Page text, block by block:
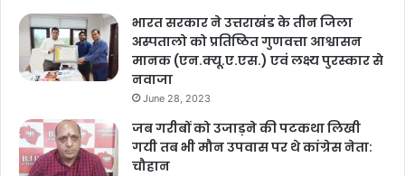
भारत सरकार ने उत्तराखंड के तीन जिला
अस्पतालो को प्रतिष्ठित गुणवत्ता आश्वासन
मानक (एन.क्यू.ए.एस.) एवं लक्ष्य पुरस्कार से
नवाजा
June 28, 2023
जब गरीबों को उजाड़ने की पटकथा लिखी
गयी तब भी मौन उपवास पर थे कांग्रेस नेता:
चौहान